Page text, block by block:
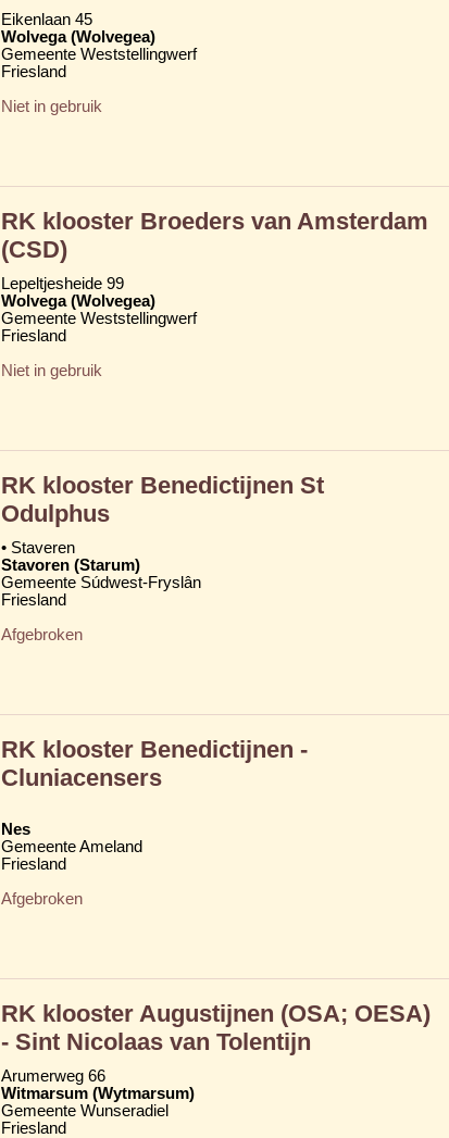
Eikenlaan 45
Wolvega (Wolvegea)
Gemeente Weststellingwerf
Friesland
Niet in gebruik
RK klooster Broeders van Amsterdam
(CSD)
Lepeltjesheide 99
Wolvega (Wolvegea)
Gemeente Weststellingwerf
Friesland
Niet in gebruik
RK klooster Benedictijnen St
Odulphus
• Staveren
Stavoren (Starum)
Gemeente Súdwest-Fryslân
Friesland
Afgebroken
RK klooster Benedictijnen -
Cluniacensers
Nes
Gemeente Ameland
Friesland
Afgebroken
RK klooster Augustijnen (OSA; OESA)
- Sint Nicolaas van Tolentijn
Arumerweg 66
Witmarsum (Wytmarsum)
Gemeente Wunseradiel
Friesland